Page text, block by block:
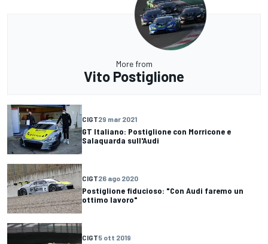
More from
Vito Postiglione
CIGT29 mar 2021
GT Italiano: Postiglione con Morricone e
Salaquarda sull'Audi
CIGT26 ago 2020
Postiglione fiducioso: "Con Audi faremo un
ottimo lavoro"
CIGT5 ott 2019